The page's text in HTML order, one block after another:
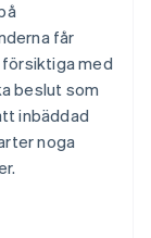
får
försiktiga med
beslut som
inbäddad
noga